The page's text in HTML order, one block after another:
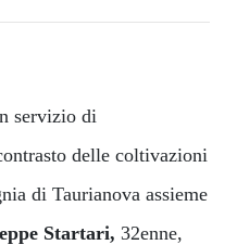
servizio di
delle coltivazioni
di Taurianova assieme
Startari, 32enne,